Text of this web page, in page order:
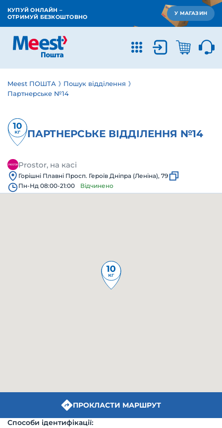
КУПУЙ ОНЛАЙН –
ОТРИМУЙ БЕЗКОШТОВНО
У МАГАЗИН
Meest ПОШТА
Пошук відділення
Партнерське №14
ПАРТНЕРСЬКЕ ВІДДІЛЕННЯ №14
Prostor, на касі
Горішні Плавні Просп. Героїв Дніпра (Леніна), 79
Пн-Нд 08:00-21:00
Відчинено
ПРОКЛАСТИ МАРШРУТ
Способи ідентифікації: